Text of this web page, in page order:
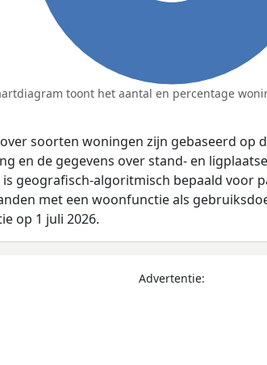
toont het aantal en percentage
soorten woningen zijn gebaseerd op
en de gegevens over stand- en
geografisch-algoritmisch bepaald voor
met een woonfunctie als
op 1 juli 2026.
Advertentie: